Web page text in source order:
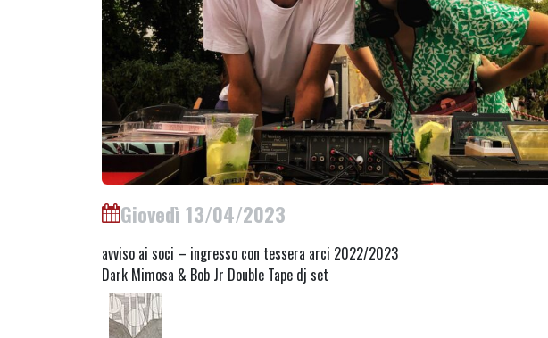
Giovedì 13/04/2023
avviso ai soci – ingresso con tessera arci 2022/2023
Dark Mimosa & Bob Jr Double Tape dj set